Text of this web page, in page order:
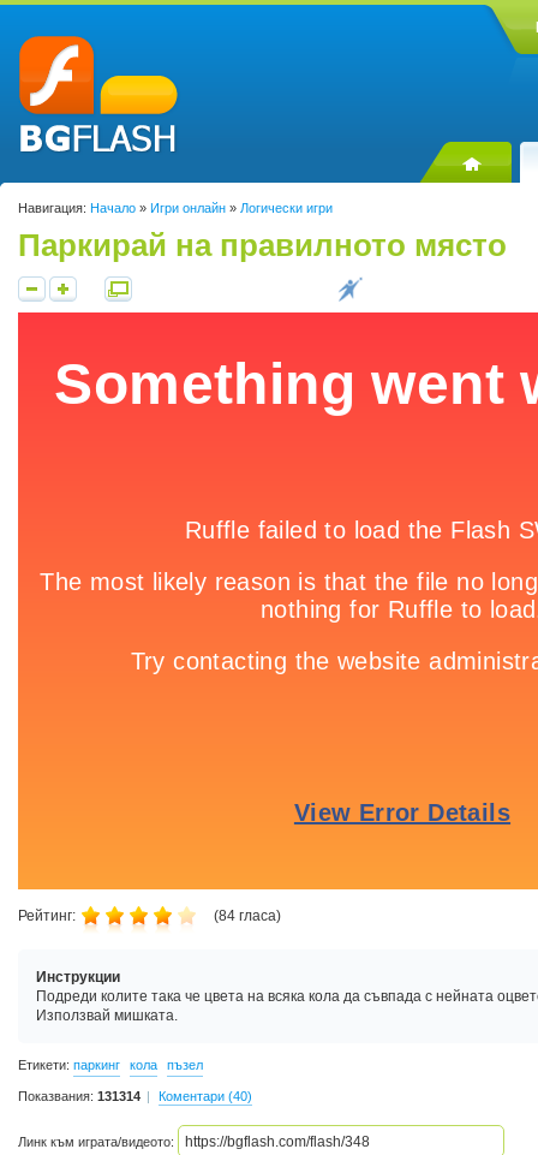
Навигация: Начало » Игри онлайн » Логически игри
Паркирай на правилното място
Рейтинг: (84 гласа)
Инструкции
Подреди колите така че цвета на всяка кола да съвпада с нейната
Използвай мишката.
Етикети: паркинг кола пъзел
Показвания: 131314 Коментари (40)
Линк към играта/видеото: